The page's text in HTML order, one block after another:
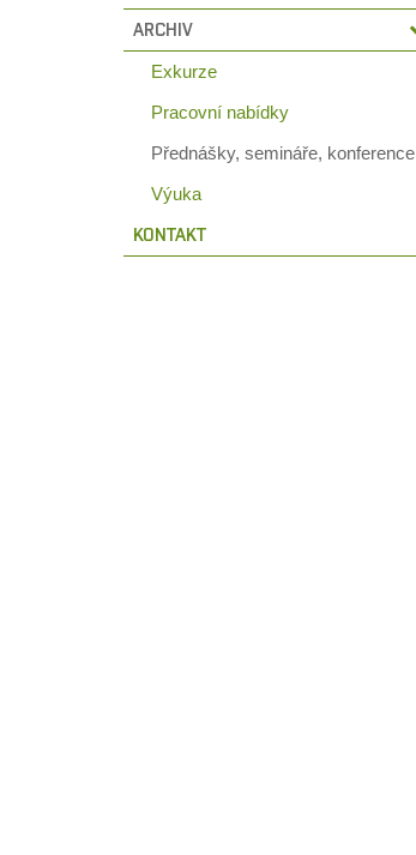
ARCHIV
Exkurze
Pracovní nabídky
Přednášky, semináře, konference
Výuka
KONTAKT